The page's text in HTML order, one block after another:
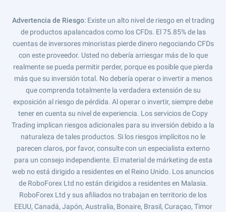
Advertencia de Riesgo: Existe un alto nivel de riesgo en el trading
de productos apalancados como los CFDs. El 75.85% de las
cuentas de inversores minoristas pierde dinero negociando CFDs
con este proveedor. Usted no debería arriesgar más de lo que
realmente se pueda permitir perder, porque es posible que pierda
más que su inversión total. No debería operar o invertir a menos
que comprenda totalmente la verdadera extensión de su
exposición al riesgo de pérdida. Al operar o invertir, siempre debe
tener en cuenta su nivel de experiencia. Los servicios de Copy
Trading implican riesgos adicionales para su inversión debido a la
naturaleza de tales productos. Si los riesgos implícitos no le
parecen claros, por favor, consulte con un especialista externo
para un consejo independiente. El material de márketing de esta
web no está dirigido a residentes en el Reino Unido. Los anuncios
de RoboForex Ltd no están dirigidos a residentes en Malasia.
RoboForex Ltd y sus afiliados no trabajan en territorio de los
EEUU, Canadá, Japón, Australia, Bonaire, Brasil, Curaçao, Timor